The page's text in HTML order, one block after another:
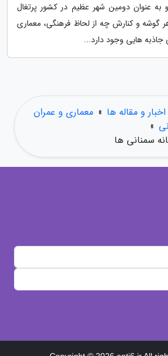
عنوان دومین شهر عظیم در کشور پرتغال
گوشه و کنارش چه از لحاظ فرهنگی، معماری
هایی وجود دارد...
و مقاله ها » معماری و عمران
»
سمنانی ها